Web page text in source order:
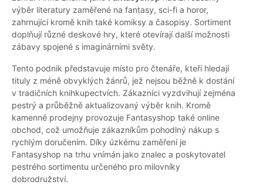
výběr literatury zaměřené na fantasy, sci-fi a horor,
zahrnující kromě knih také komiksy a časopisy. Sortiment
doplňují různé deskové hry, které otevírají další možnosti
zábavy spojené s imaginárními světy.
Tento podnik představuje místo pro čtenáře, kteří hledají
tituly z méně obvyklých žánrů, jež nejsou běžně k dostání
v tradičních knihkupectvích. Zákazníci vyzdvihují zejména
pestrý a průběžně aktualizovaný výběr knih. Kromě
kamenné prodejny provozuje Fantasyshop také online
obchod, což umožňuje zákazníkům pohodlný nákup s
rychlým doručením. Díky úzkému zaměření je
Fantasyshop na trhu vnímán jako znalec a poskytovatel
pestrého sortimentu určeného pro milovníky
dobrodružství.